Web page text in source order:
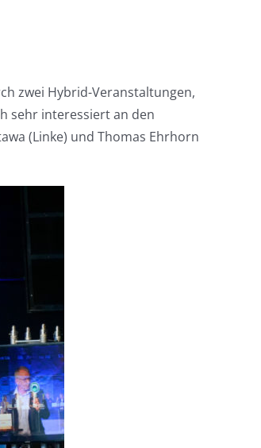
zwei Hybrid-Veranstaltungen,
sehr interessiert an den
(Linke) und Thomas Ehrhorn